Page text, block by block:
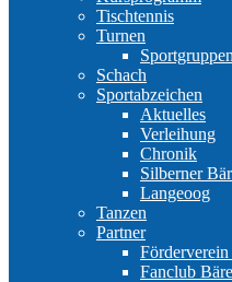
Tischtennis
Turnen
Sportgruppen
Schach
Sportabzeichen
Aktuelles
Verleihung
Chronik
Silberner Bär
Langeoog
Tanzen
Partner
Förderverein
Fanclub